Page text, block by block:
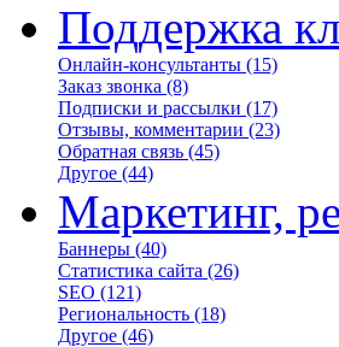
Поддержка
Онлайн-консультанты (15)
Заказ звонка (8)
Подписки и рассылки (17)
Отзывы, комментарии (23)
Обратная связь (45)
Другое (44)
Маркетинг,
Баннеры (40)
Статистика сайта (26)
SEO (121)
Региональность (18)
Другое (46)